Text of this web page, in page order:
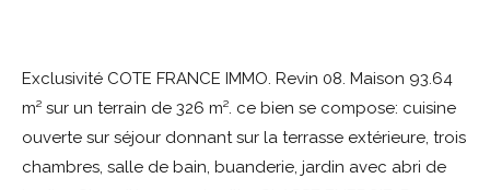
Exclusivité COTE FRANCE IMMO. Revin 08. Maison 93.64
m² sur un terrain de 326 m². ce bien se compose: cuisine
ouverte sur séjour donnant sur la terrasse extérieure, trois
chambres, salle de bain, buanderie, jardin avec abri de